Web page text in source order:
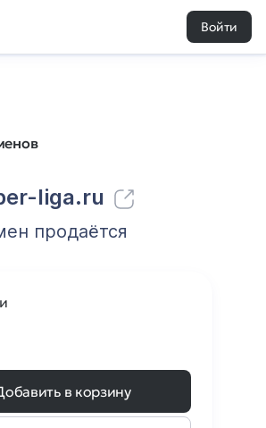
Войти
liga.ru
40 0
продаётся
в корзину